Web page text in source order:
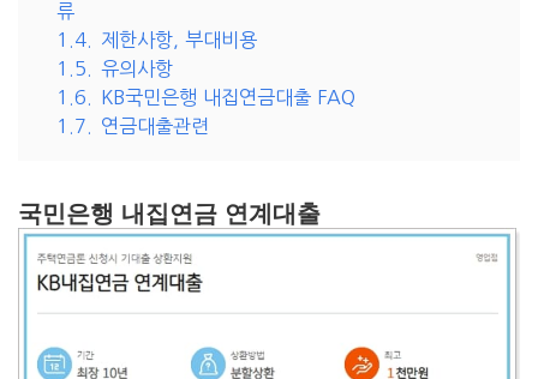
류
1.4.
제한사항, 부대비용
1.5.
유의사항
1.6.
KB국민은행 내집연금대출 FAQ
1.7.
연금대출관련
국민은행 내집연금 연계대출